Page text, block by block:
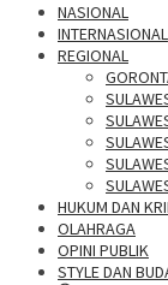
NASIONAL
INTERNASIONAL
REGIONAL
HUKUM DAN
OLAHRAGA
OPINI PUBLIK
STYLE DAN